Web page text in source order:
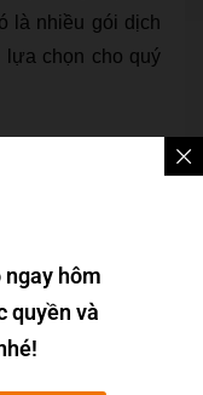
là nhiều gói dịch
lựa chọn cho quý
giúp cho cơ thể
gọn hơn.
hôm
quyền và